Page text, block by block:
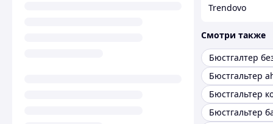
Trendovo
Смотри также
Бюстгальтер